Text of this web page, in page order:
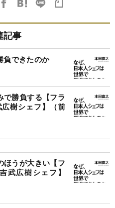
記事
負できたのか
で勝負する【フラ
樹シェフ】（前
ほうが大きい【フ
武広樹シェフ】